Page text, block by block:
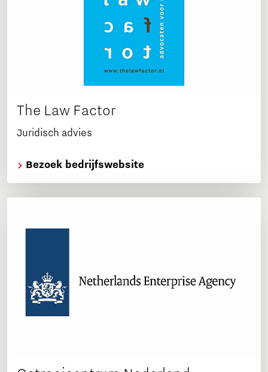
The Law Factor
Juridisch advies
Bezoek bedrijfswebsite